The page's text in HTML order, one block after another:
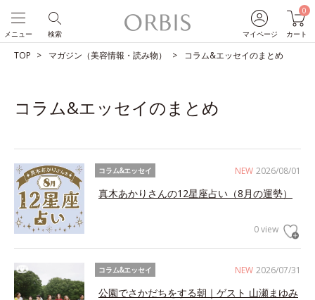
マイページ
0
カート
検索
メニュー
TOP マガジン（美容情報・読み物） コラム&エッセイのまとめ
コラム&エッセイのまとめ
NEW 2026/08/01
コラム&エッセイ
真木あかりさんの12星座占い（8月の運勢）
0 view
NEW 2026/07/31
コラム&エッセイ
公園でさかだちをする朝｜ゲスト 山瀬まゆみ